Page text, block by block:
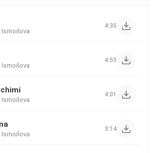
Ismoilova
4:35
Ismoilova
4:55
Ismoilova
4:01
Ismoilova
3:14